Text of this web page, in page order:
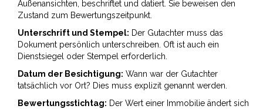
Außenansichten, beschriftet und datiert. Sie beweisen den
Zustand zum Bewertungszeitpunkt.
Unterschrift und Stempel: Der Gutachter muss das
Dokument persönlich unterschreiben. Oft ist auch ein
Dienstsiegel oder Stempel erforderlich.
Datum der Besichtigung: Wann war der Gutachter
tatsächlich vor Ort? Dies muss explizit genannt werden.
Bewertungsstichtag: Der Wert einer Immobilie ändert sich